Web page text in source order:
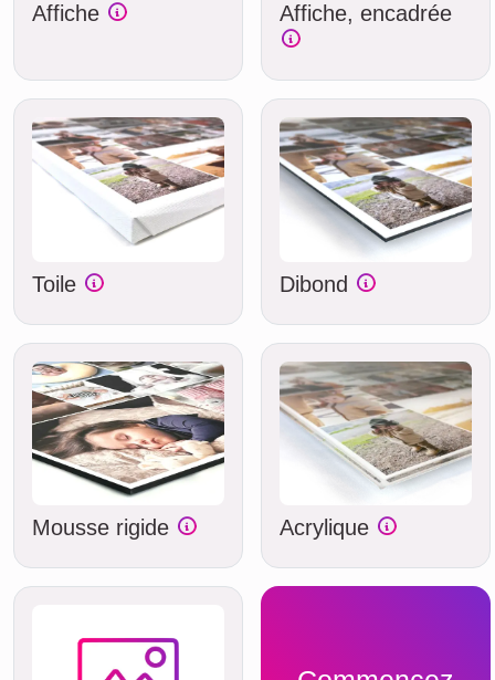
Affiche Affiche, encadrée
Toile Dibond
Mousse rigide Acrylique